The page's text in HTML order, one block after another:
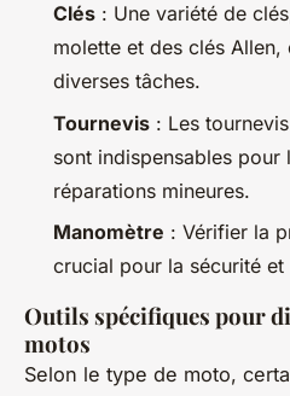
Clés : Une variété de
molette et des clés Allen,
diverses tâches.
Tournevis : Les
sont indispensables pour
réparations mineures.
Manomètre : Vérifier la
crucial pour la sécurité
Outils spécifiques pour
motos
Selon le type de moto,